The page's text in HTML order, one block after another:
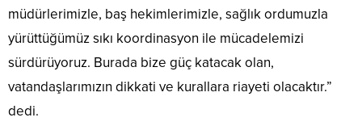
müdürlerimizle, baş hekimlerimizle, sağlık ordumuzla
yürüttüğümüz sıkı koordinasyon ile mücadelemizi
sürdürüyoruz. Burada bize güç katacak olan,
vatandaşlarımızın dikkati ve kurallara riayeti olacaktır.”
dedi.